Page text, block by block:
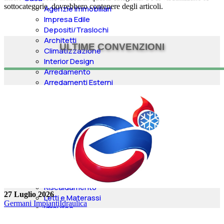
Agenzie Immobiliari
Impresa Edile
Depositi/Traslochi
Architetti
Climatizzazione
Interior Design
Arredamento
Arredamenti Esterni
Serramenti e Porte
Riparazioni
Tende e Pergole
Aste Immobiliari
Geometri
Impianti Allarmi
Rivestimenti Interni
Riscaldamento
Letti e Materassi
Idraulica
sottocategorie, dovrebbero contenere degli articoli.
ULTIME CONVENZIONI
27 Luglio 2026
Germani ImpiantiIdraulica